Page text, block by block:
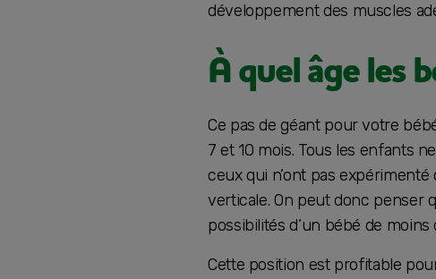
développement des muscles
À quel âge les
Ce pas de géant pour votre
7 et 10 mois. Tous les enfants
ceux qui n’ont pas
verticale. On peut donc penser
possibilités d’un bébé de moins
Cette position est profitable